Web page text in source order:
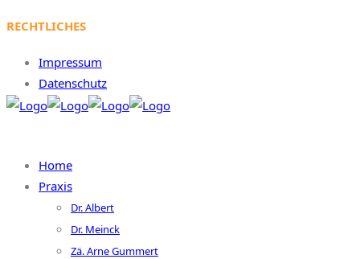
RECHTLICHES
Impressum
Datenschutz
Home
Praxis
Dr. Albert
Dr. Meinck
Zä. Arne Gummert